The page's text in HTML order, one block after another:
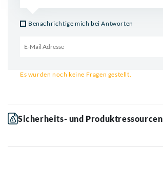
Benachrichtige mich bei Antworten
Es wurden noch keine Fragen gestellt.
Sicherheits- und Produktressourcen